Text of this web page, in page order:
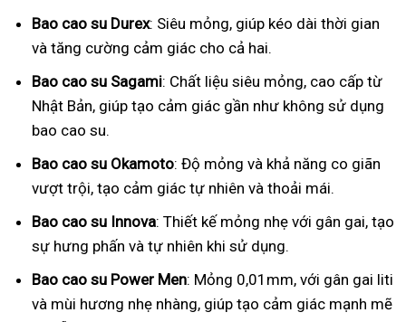
Bao cao su Durex: Siêu mỏng, giúp kéo dài thời gian
và tăng cường cảm giác cho cả hai.
Bao cao su Sagami: Chất liệu siêu mỏng, cao cấp từ
Nhật Bản, giúp tạo cảm giác gần như không sử dụng
bao cao su.
Bao cao su Okamoto: Độ mỏng và khả năng co giãn
vượt trội, tạo cảm giác tự nhiên và thoải mái.
Bao cao su Innova: Thiết kế mỏng nhẹ với gân gai, tạo
sự hưng phấn và tự nhiên khi sử dụng.
Bao cao su Power Men: Mỏng 0,01mm, với gân gai liti
và mùi hương nhẹ nhàng, giúp tạo cảm giác mạnh mẽ